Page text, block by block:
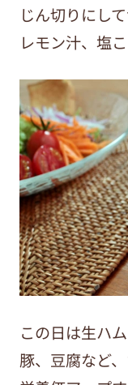
じん切りにし
レモン汁、塩
この日は生ハ
豚、豆腐など